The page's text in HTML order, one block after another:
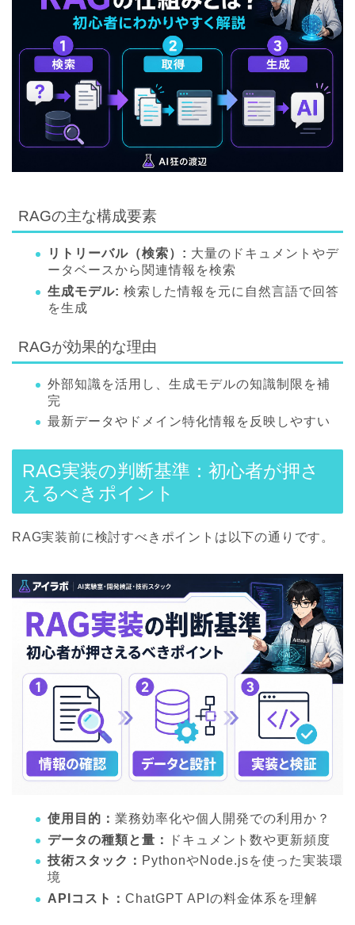
RAGの主な構成要素
リトリーバル（検索）: 大量のドキュメントやデ
ータベースから関連情報を検索
生成モデル: 検索した情報を元に自然言語で回答
を生成
RAGが効果的な理由
外部知識を活用し、生成モデルの知識制限を補
完
最新データやドメイン特化情報を反映しやすい
RAG実装の判断基準：初心者が押さ
えるべきポイント
RAG実装前に検討すべきポイントは以下の通りです。
使用目的： 業務効率化や個人開発での利用か？
データの種類と量：
ドキュメント数や更新頻度
技術スタック： PythonやNode.jsを使った実装環
境
APIコスト： ChatGPT APIの料金体系を理解